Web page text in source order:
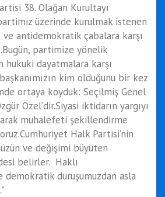
38. Olağan Kurultayı
üzerinde kurulmak istenen
antidemokratik çabalara karşı
partimize yönelik
hukuki dayatmalara karşı
kim olduğunu bir kez
ortaya koyduk: Seçilmiş Genel
Özel’dir.Siyasi iktidarın yargıyı
muhalefeti şekillendirme
Halk Partisi’nin
ve değişimi büyüten
belirler. Haklı
demokratik duruşumuzdan asla